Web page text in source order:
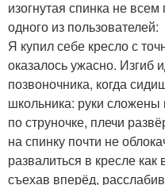
изогнутая спинка не
одного из пользователей:
Я купил себе кресло с
оказалось ужасно. Изгиб
позвоночника, когда
школьника: руки сложены
по струночке, плечи
на спинку почти не
развалиться в кресле
съехав вперёд,